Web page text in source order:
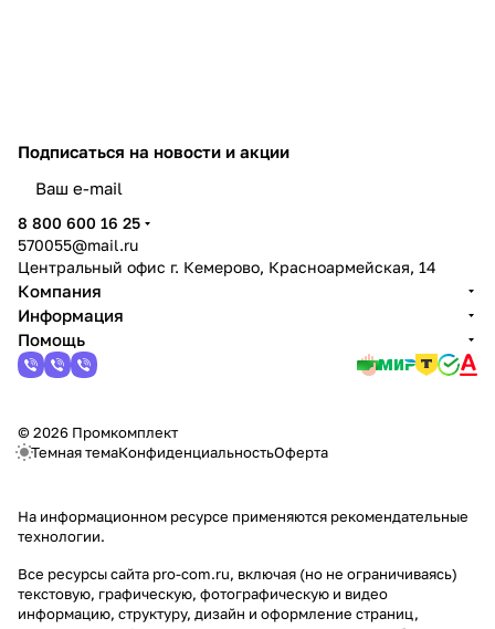
Подписаться на новости и акции
8 800 600 16 25
570055@mail.ru
Центральный офис г. Кемерово, Красноармейская, 14
Компания
Информация
Помощь
© 2026 Промкомплект
Темная темаКонфиденциальностьОферта
На информационном ресурсе применяются рекомендательные
технологии.
Все ресурсы сайта pro-com.ru, включая (но не ограничиваясь)
текстовую, графическую, фотографическую и видео
информацию, структуру, дизайн и оформление страниц,